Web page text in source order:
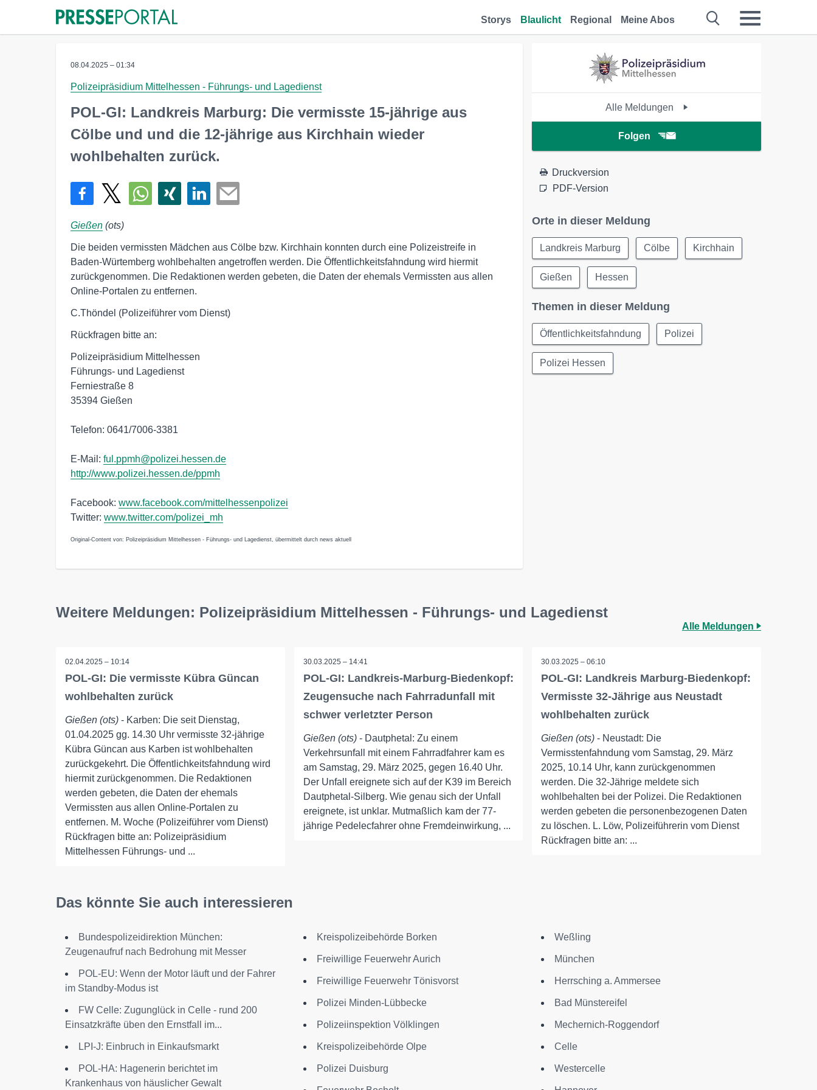
Storys Blaulicht Regional Meine Abos
08.04.2025 – 01:34
Polizeipräsidium Mittelhessen - Führungs- und Lagedienst
POL-GI: Landkreis Marburg: Die vermisste 15-jährige aus
Cölbe und und die 12-jährige aus Kirchhain wieder
wohlbehalten zurück.
Gießen (ots)
Die beiden vermissten Mädchen aus Cölbe bzw. Kirchhain konnten durch eine Polizeistreife in
Baden-Würtemberg wohlbehalten angetroffen werden. Die Öffentlichkeitsfahndung wird hiermit
zurückgenommen. Die Redaktionen werden gebeten, die Daten der ehemals Vermissten aus allen
Online-Portalen zu entfernen.
C.Thöndel (Polizeiführer vom Dienst)
Rückfragen bitte an:
Polizeipräsidium Mittelhessen
Führungs- und Lagedienst
Ferniestraße 8
35394 Gießen
Telefon: 0641/7006-3381
E-Mail: ful.ppmh@polizei.hessen.de
http://www.polizei.hessen.de/ppmh
Facebook: www.facebook.com/mittelhessenpolizei
Twitter: www.twitter.com/polizei_mh
Original-Content von: Polizeipräsidium Mittelhessen - Führungs- und Lagedienst, übermittelt durch news aktuell
Alle Meldungen
Folgen
Druckversion
PDF-Version
Orte in dieser Meldung
Landkreis Marburg Cölbe Kirchhain
Gießen Hessen
Themen in dieser Meldung
Öffentlichkeitsfahndung Polizei
Polizei Hessen
Weitere Meldungen: Polizeipräsidium Mittelhessen - Führungs- und Lagedienst
Alle Meldungen
02.04.2025 – 10:14
POL-GI: Die vermisste Kübra Güncan
wohlbehalten zurück
Gießen (ots) - Karben: Die seit Dienstag,
01.04.2025 gg. 14.30 Uhr vermisste 32-jährige
Kübra Güncan aus Karben ist wohlbehalten
zurückgekehrt. Die Öffentlichkeitsfahndung wird
hiermit zurückgenommen. Die Redaktionen
werden gebeten, die Daten der ehemals
Vermissten aus allen Online-Portalen zu
entfernen. M. Woche (Polizeiführer vom Dienst)
Rückfragen bitte an: Polizeipräsidium
Mittelhessen Führungs- und ...
30.03.2025 – 14:41
POL-GI: Landkreis-Marburg-Biedenkopf:
Zeugensuche nach Fahrradunfall mit
schwer verletzter Person
Gießen (ots)- Dautphetal: Zu einem
Verkehrsunfall mit einem Fahrradfahrer kam es
am Samstag, 29. März 2025, gegen 16.40 Uhr.
Der Unfall ereignete sich auf der K39 im Bereich
Dautphetal-Silberg. Wie genau sich der Unfall
ereignete, ist unklar. Mutmaßlich kam der 77-
jährige Pedelecfahrer ohne Fremdeinwirkung, ...
30.03.2025 – 06:10
POL-GI: Landkreis Marburg-Biedenkopf:
Vermisste 32-Jährige aus Neustadt
wohlbehalten zurück
Gießen (ots) - Neustadt: Die
Vermisstenfahndung vom Samstag, 29. März
2025, 10.14 Uhr, kann zurückgenommen
werden. Die 32-Jährige meldete sich
wohlbehalten bei der Polizei. Die Redaktionen
werden gebeten die personenbezogenen Daten
zu löschen. L. Löw, Polizeiführerin vom Dienst
Rückfragen bitte an: ...
Das könnte Sie auch interessieren
Bundespolizeidirektion München:
Zeugenaufruf nach Bedrohung mit Messer
POL-EU: Wenn der Motor läuft und der Fahrer
im Standby-Modus ist
FW Celle: Zugunglück in Celle - rund 200
Einsatzkräfte üben den Ernstfall im...
LPI-J: Einbruch in Einkaufsmarkt
POL-HA: Hagenerin berichtet im
Krankenhaus von häuslicher Gewalt
Kreispolizeibehörde Borken
Freiwillige Feuerwehr Aurich
Freiwillige Feuerwehr Tönisvorst
Polizei Minden-Lübbecke
Polizeiinspektion Völklingen
Kreispolizeibehörde Olpe
Polizei Duisburg
Weßling
München
Herrsching a. Ammersee
Bad Münstereifel
Mechernich-Roggendorf
Celle
Westercelle